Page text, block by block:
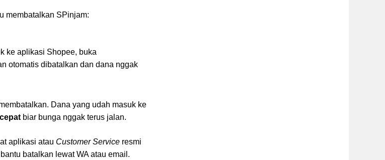
membatalkan SPinjam:
ke aplikasi Shopee, buka
otomatis dibatalkan dan dana nggak
Dana yang udah masuk ke
biar bunga nggak terus jalan.
aplikasi atau Customer Service resmi
batalkan lewat WA atau email.